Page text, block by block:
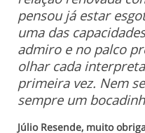
pensou já estar
uma das
admiro e no palco
olhar cada
primeira vez. Nem
sempre um
Júlio Resende, muito